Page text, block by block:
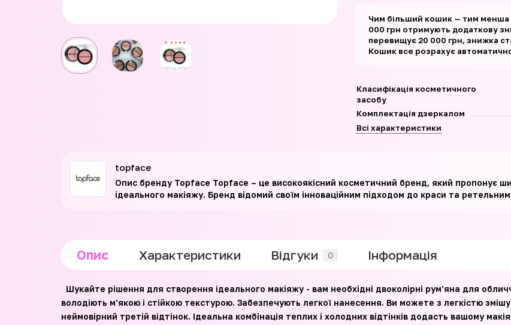
Чим більший кошик — тим менша
000 грн отримують додаткову
перевищує 20 000 грн, знижка
Кошик все розрахує
Класифікація косметичного
засобу
Комплектація дзеркалом
Всі характеристики
topface
Опис бренду Topface Topface – це високоякісний косметичний бренд, який пропонує
ідеального макіяжу. Бренд відомий своїм інноваційним підходом до краси та ретельним
Опис Характеристики Відгуки 0 Iнформація
Шукайте рішення для створення ідеального макіяжу - вам необхідні двоколірні рум'яна для
володіють м'якою і стійкою текстурою. Забезпечують легкої нанесення. Ви можете з легкістю
неймовірний третій відтінок. Ідеальна комбінація теплих і холодних відтінків додасть вашому